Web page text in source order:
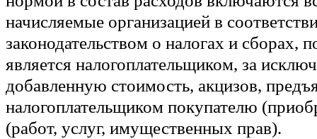
начисляемые организацией в
законодательством о налогах и сборах,
является налогоплательщиком, за
добавленную стоимость, акцизов,
налогоплательщиком покупателю
(работ, услуг, имущественных прав).